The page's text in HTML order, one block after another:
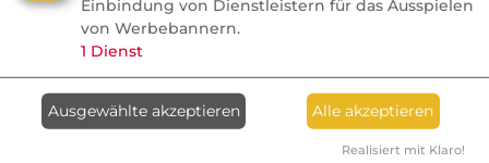
dvb
Ein MVP-Wechsel kostet
Monate, Nerven und Geld
Einbindung von Dienstleistern für das Ausspielen
von Werbebannern.
1 Dienst
Ausgewählte akzeptieren Alle akzeptieren
Realisiert mit Klaro!